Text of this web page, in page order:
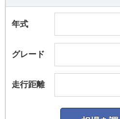
年式
グレード
走行距離